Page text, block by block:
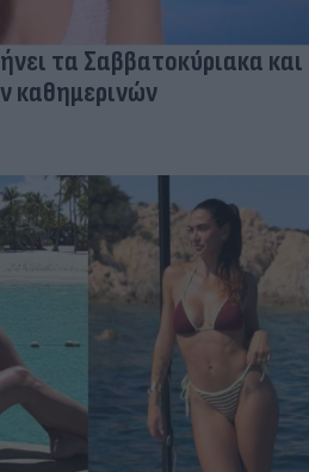
τα Σαββατοκύριακα και
καθημερινών